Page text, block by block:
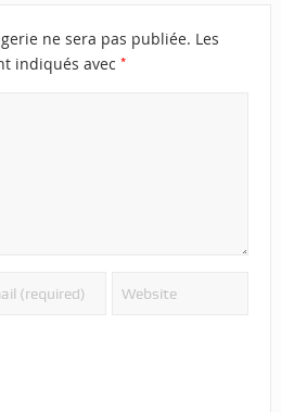
ne sera pas publiée. Les
indiqués avec *